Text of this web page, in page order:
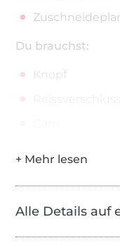
Du brauchst:
Knopf
Alle Details auf